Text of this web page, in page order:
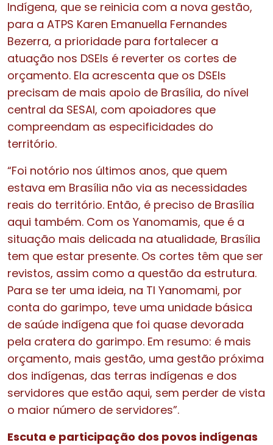
Indígena, que se reinicia com a nova gestão,
para a ATPS Karen Emanuella Fernandes
Bezerra, a prioridade para fortalecer a
atuação nos DSEIs é reverter os cortes de
orçamento. Ela acrescenta que os DSEIs
precisam de mais apoio de Brasília, do nível
central da SESAI, com apoiadores que
compreendam as especificidades do
território.
“Foi notório nos últimos anos, que quem
estava em Brasília não via as necessidades
reais do território. Então, é preciso de Brasília
aqui também. Com os Yanomamis, que é a
situação mais delicada na atualidade, Brasília
tem que estar presente. Os cortes têm que ser
revistos, assim como a questão da estrutura.
Para se ter uma ideia, na TI Yanomami, por
conta do garimpo, teve uma unidade básica
de saúde indígena que foi quase devorada
pela cratera do garimpo. Em resumo: é mais
orçamento, mais gestão, uma gestão próxima
dos indígenas, das terras indígenas e dos
servidores que estão aqui, sem perder de vista
o maior número de servidores”.
Escuta e participação dos povos indígenas